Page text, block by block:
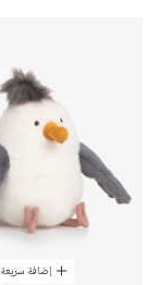
إضافة سريعة